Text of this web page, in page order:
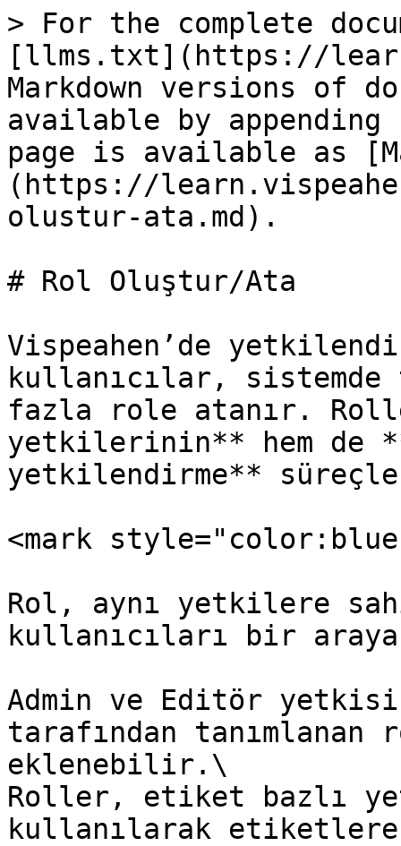
> For the complete
[llms.txt](https://
Markdown versions of
available by
page is available as
(https://
olustur-ata.md).
# Rol Oluştur/Ata
Vispeahen’de
kullanıcılar,
fazla role atanır.
yetkilerinin** hem de
yetkilendirme**
<mark
Rol, aynı yetkilere
kullanıcıları bir
Admin ve Editör
tarafından
eklenebilir.\
Roller, etiket bazlı
kullanılarak etiketlere